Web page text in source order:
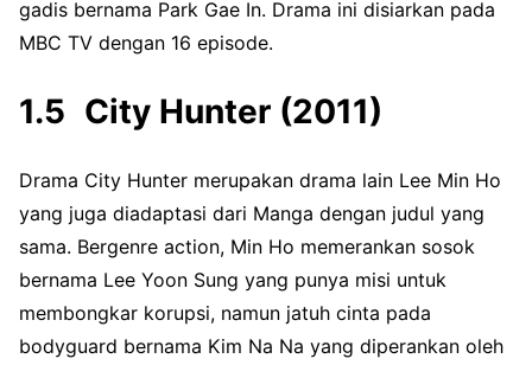
gadis bernama Park Gae In. Drama ini disiarkan pada
MBC TV dengan 16 episode.
City Hunter (2011)
Drama City Hunter merupakan drama lain Lee Min Ho
yang juga diadaptasi dari Manga dengan judul yang
sama. Bergenre action, Min Ho memerankan sosok
bernama Lee Yoon Sung yang punya misi untuk
membongkar korupsi, namun jatuh cinta pada
bodyguard bernama Kim Na Na yang diperankan oleh